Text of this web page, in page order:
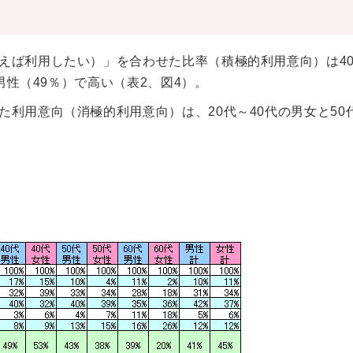
ば利用したい）」を合わせた比率（積極的利用意向）は
（49％）で高い（表2、図4）。
利用意向（消極的利用意向）は、20代～40代の男女と50